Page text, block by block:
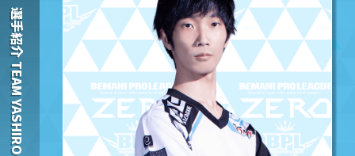
選手紹介 TEAM YASHIRO